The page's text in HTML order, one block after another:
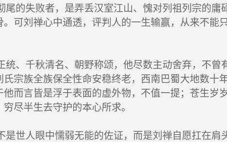
的失败者，是弄丢汉室江山、愧对列祖列宗的庸
可刘禅心中通透，评判人的一生输赢，从来不能
、千秋清名、朝野称颂，他尽数主动舍弃，不曾
宗族全族保全性命安稳终老，西南巴蜀大地数十
而言皆是浮于表面的虚外物，不值一提；苍生岁
尽半生去守护的本心所求。
世人眼中懦弱无能的佐证，而是刘禅自愿扛在肩